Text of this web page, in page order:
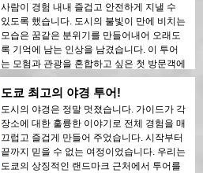
사람이 경험 내내 즐겁고 안전하게 지낼 수
있도록 했습니다. 도시의 불빛이 만에 비치는
모습은 꿈같은 분위기를 만들어내어 오래도
록 기억에 남는 인상을 남겼습니다. 이 투어
는 모험과 관광을 혼합하고 싶은 첫 방문객에
게 이상적입니다. 도쿄의 현대적인 구조물과
역사적인 지역 간의 대조는 밤의 불빛 속에서
아름답게 드러났습니다. 이 투어를 누구에게
나 강력히 추천합니다!
도쿄 최고의 야경 투어!
도시의 야경은 정말 멋졌습니다. 가이드가 각
장소에 대한 훌륭한 이야기로 전체 경험을 매
끄럽고 즐겁게 만들어 주었습니다. 시작부터
끝까지 믿을 수 없는 여정이었습니다. 우리는
도쿄의 상징적인 랜드마크 근처에서 투어를